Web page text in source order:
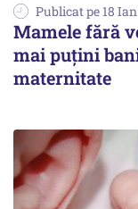
Publicat pe 18
Mamele fără
mai puţini
maternitate